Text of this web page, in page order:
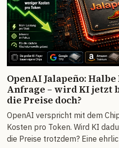
OpenAI Jalapeño:
Anfrage – wird KI jetzt
die Preise doch?
OpenAI verspricht mit dem
Kosten pro Token. Wird KI
die Preise trotzdem? Eine